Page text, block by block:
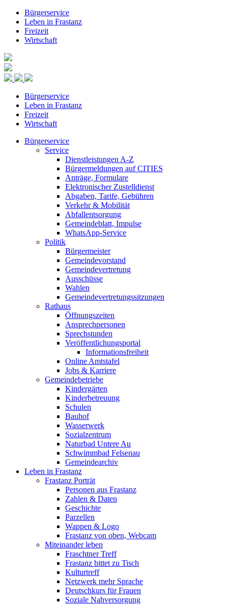
Bürgerservice
Leben in Frastanz
Freizeit
Wirtschaft
Bürgerservice
Leben in Frastanz
Freizeit
Wirtschaft
Bürgerservice
Service
Dienstleistungen A-Z
Bürgermeldungen auf CITIES
Anträge, Formulare
Elektronischer Zustelldienst
Abgaben, Tarife, Gebühren
Verkehr & Mobilität
Abfallentsorgung
Gemeindeblatt, Impulse
WhatsApp-Service
Politik
Bürgermeister
Gemeindevorstand
Gemeindevertretung
Ausschüsse
Wahlen
Gemeindevertretungssitzungen
Rathaus
Öffnungszeiten
Ansprechpersonen
Sprechstunden
Veröffentlichungsportal
Informationsfreiheit
Online Amtstafel
Jobs & Karriere
Gemeindebetriebe
Kindergärten
Kinderbetreuung
Schulen
Bauhof
Wasserwerk
Sozialzentrum
Naturbad Untere Au
Schwimmbad Felsenau
Gemeindearchiv
Leben in Frastanz
Frastanz Porträt
Personen aus Frastanz
Zahlen & Daten
Geschichte
Parzellen
Wappen & Logo
Frastanz von oben, Webcam
Miteinander leben
Fraschtner Treff
Frastanz bittet zu Tisch
Kulturtreff
Netzwerk mehr Sprache
Deutschkurs für Frauen
Soziale Nahversorgung